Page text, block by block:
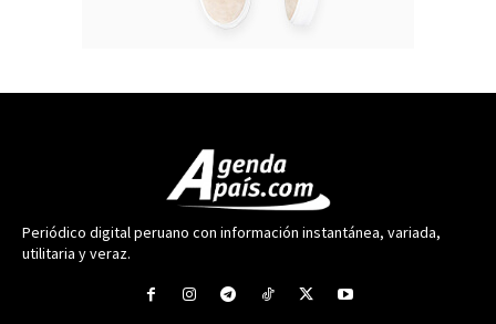
Periódico digital peruano con información instantánea, variada,
utilitaria y veraz.